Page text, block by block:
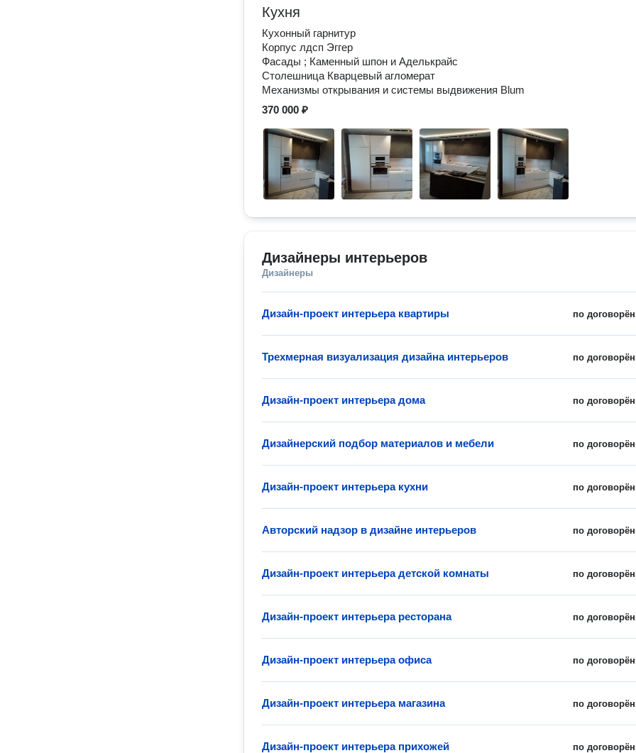
Кухня
Кухонный гарнитур
Корпус лдсп Эггер
Фасады ; Каменный шпон и Аделькрайс
Столешница Кварцевый агломерат
Механизмы открывания и системы выдвижения Blum
370 000 ₽
Дизайнеры интерьеров
Дизайнеры
по
Дизайн-проект интерьера квартиры
по
Трехмерная визуализация дизайна интерьеров
по
Дизайн-проект интерьера дома
по
Дизайнерский подбор материалов и мебели
по
Дизайн-проект интерьера кухни
по
Авторский надзор в дизайне интерьеров
по
Дизайн-проект интерьера детской комнаты
по
Дизайн-проект интерьера ресторана
по
Дизайн-проект интерьера офиса
по
Дизайн-проект интерьера магазина
по
Дизайн-проект интерьера прихожей